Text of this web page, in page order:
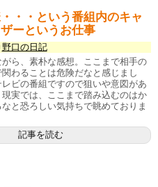
・・という番組内のキャ
ーというお仕事
野口の日記
ら、素朴な感想。ここまで相手の
わることは危険だなと感じまし
ビの番組ですので狙いや意図があ
実では、ここまで踏み込むのはか
と恐ろしい気持ちで眺めておりま
記事を読む